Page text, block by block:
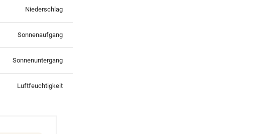
Niederschlag
Sonnenaufgang
Sonnenuntergang
Luftfeuchtigkeit